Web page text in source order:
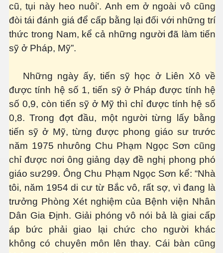
cũ, tụi này heo nuôi’. Anh em ở ngoài vô cũng
đòi tái đánh giá để cấp bằng lại đối với những trí
thức trong Nam, kể cả những người đã làm tiến
sỹ ở Pháp, Mỹ”.
Những ngày ấy, tiến sỹ học ở Liên Xô về
được tính hệ số 1, tiến sỹ ở Pháp được tính hệ
số 0,9, còn tiến sỹ ở Mỹ thì chỉ được tính hệ số
0,8. Trong đợt đầu, một người từng lấy bằng
tiến sỹ ở Mỹ, từng được phong giáo sư trước
năm 1975 nhưông Chu Phạm Ngọc Sơn cũng
chỉ được nơi ông giảng dạy đề nghị phong phó
giáo sư299. Ông Chu Phạm Ngọc Sơn kể: “Nhà
tôi, năm 1954 di cư từ Bắc vô, rất sợ, vì đang là
trưởng Phòng Xét nghiệm của Bệnh viện Nhân
Dân Gia Định. Giải phóng vô nói bả là giai cấp
áp bức phải giao lại chức cho người khác
không có chuyên môn lên thay. Cái bàn cũng
- P2
BBQ
Dương